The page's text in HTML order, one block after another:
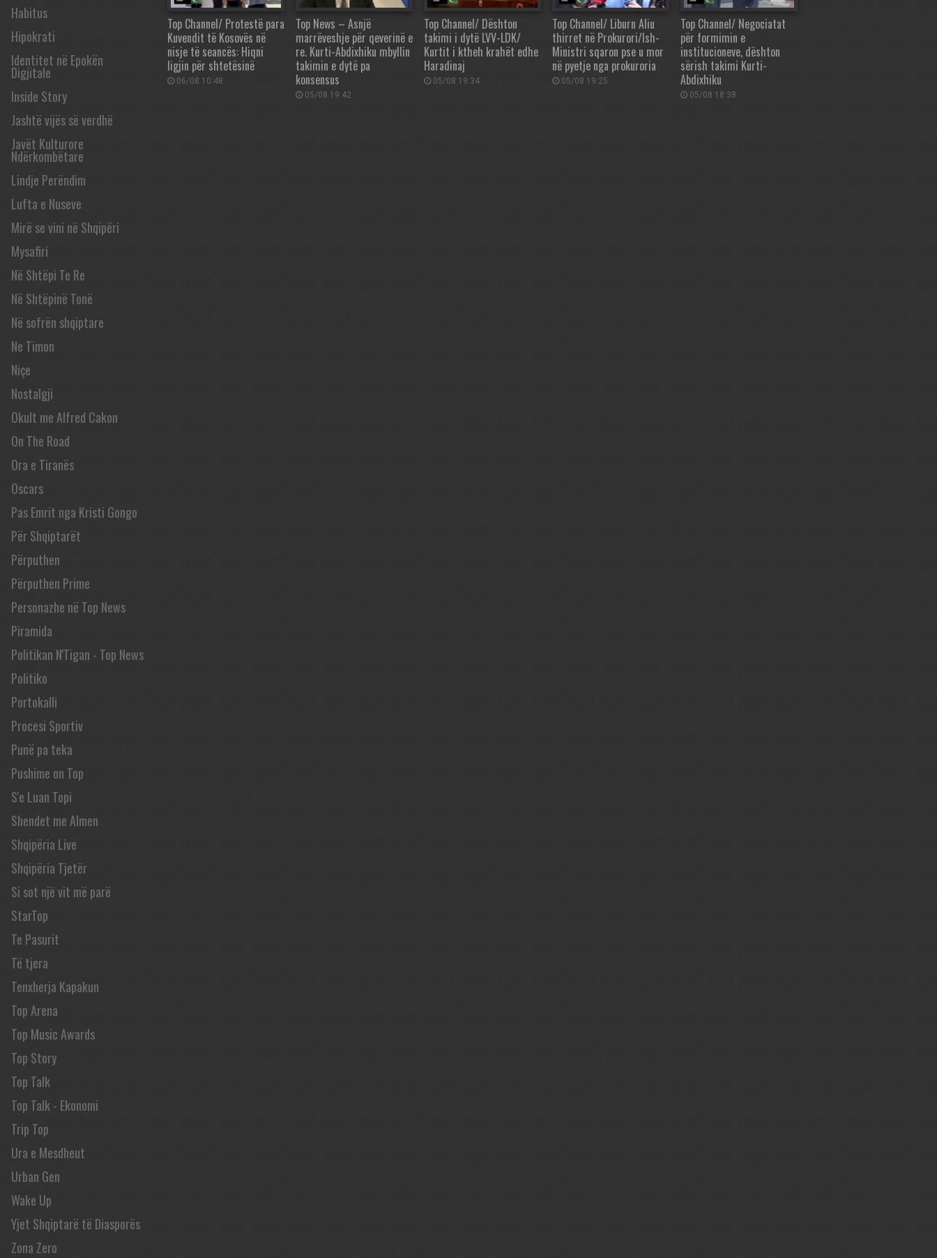
Habitus
Hipokrati
Identitet në Epokën
Digjitale
Inside Story
Jashtë vijës së verdhë
Javët Kulturore
Ndërkombëtare
Lindje Perëndim
Lufta e Nuseve
Mirë se vini në Shqipëri
Mysafiri
Në Shtëpi Te Re
Në Shtëpinë Tonë
Në sofrën shqiptare
Ne Timon
Niçe
Nostalgji
Okult me Alfred Cakon
On The Road
Ora e Tiranës
Oscars
Pas Emrit nga Kristi Gongo
Për Shqiptarët
Përputhen
Përputhen Prime
Personazhe në Top News
Piramida
Politikan N'Tigan - Top News
Politiko
Portokalli
Procesi Sportiv
Punë pa teka
Pushime on Top
S'e Luan Topi
Shendet me Almen
Shqipëria Live
Shqipëria Tjetër
Si sot një vit më parë
StarTop
Te Pasurit
Të tjera
Tenxherja Kapakun
Top Arena
Top Music Awards
Top Story
Top Talk
Top Talk - Ekonomi
Trip Top
Ura e Mesdheut
Urban Gen
Wake Up
Yjet Shqiptarë të Diasporës
Zona Zero
Top Channel/ Protestë para
Kuvendit të Kosovës në
nisje të seancës: Hiqni
ligjin për shtetësinë
06/08 10:48
Top News – Asnjë
marrëveshje për qeverinë e
re. Kurti-Abdixhiku mbyllin
takimin e dytë pa
konsensus
05/08 19:42
Top Channel/ Dështon
takimi i dytë LVV-LDK/
Kurtit i ktheh krahët edhe
Haradinaj
05/08 19:34
Top Channel/ Liburn Aliu
thirret në Prokurori/Ish-
Ministri sqaron pse u mor
në pyetje nga prokuroria
05/08 19:25
Top Channel/ Negociatat
për formimin e
institucioneve, dështon
sërish takimi Kurti-
Abdixhiku
05/08 18:38